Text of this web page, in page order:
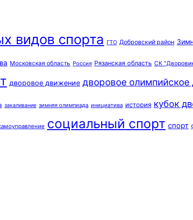
видов спорта ГТО Добровский район
Московская область Россия Рязанская область СК
дворовое движение дворовое
закаливание зимняя олимпиада инициатива история кубок
социальный спорт спорт